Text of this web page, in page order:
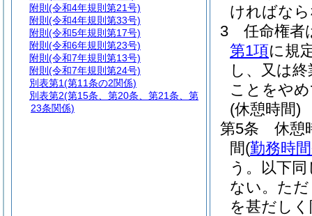
ければな
3
任命権者
第1項に規
し、又は
ことをや
(休憩時間)
第5条
休憩
間(勤務時
う。以下同
ない。 た
を甚だし
附則 (令和4年規則第21号)
附則 (令和4年規則第33号)
附則 (令和5年規則第17号)
附則 (令和6年規則第23号)
附則 (令和7年規則第13号)
附則 (令和7年規則第24号)
別表第1(第11条の2関係)
別表第2(第15条、第20条、第21条、第
23条関係)